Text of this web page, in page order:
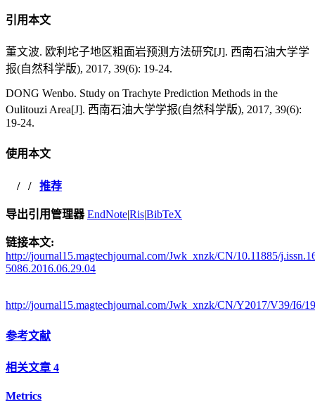
引用本文
董文波. 欧利坨子地区粗面岩预测方法研究[J]. 西南石油大学学
报(自然科学版), 2017, 39(6): 19-24.
DONG Wenbo. Study on Trachyte Prediction Methods in the
Oulitouzi Area[J]. 西南石油大学学报(自然科学版), 2017, 39(6):
19-24.
使用本文
/ / 推荐
导出引用管理器 EndNote|Ris|BibTeX
链接本文:
http://journal15.magtechjournal.com/Jwk_xnzk/CN/10.11885/
5086.2016.06.29.04
http://journal15.magtechjournal.com/Jwk_xnzk/CN/Y2017/V39/I6/19
参考文献
相关文章 4
Metrics